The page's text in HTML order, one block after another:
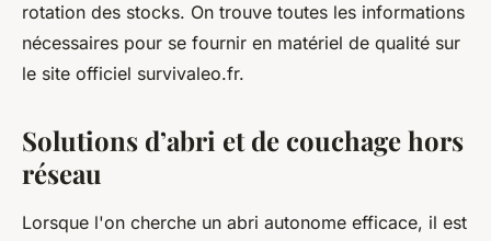
rotation des stocks. On trouve toutes les informations
nécessaires pour se fournir en matériel de qualité sur
le site officiel survivaleo.fr.
Solutions d’abri et de couchage hors
réseau
Lorsque l'on cherche un abri autonome efficace, il est